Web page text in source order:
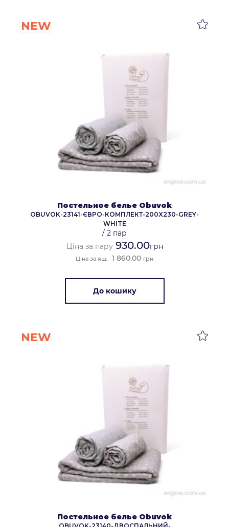
NEW
Постельное белье Obuvok
OBUVOK-23141-ЄВРО-КОМПЛЕКТ-200X230-GREY-
WHITE
/ 2 пар
Ціна за пару930.00грн
Ціна за ящ. 1 860.00 грн
До кошику
NEW
Постельное белье Obuvok